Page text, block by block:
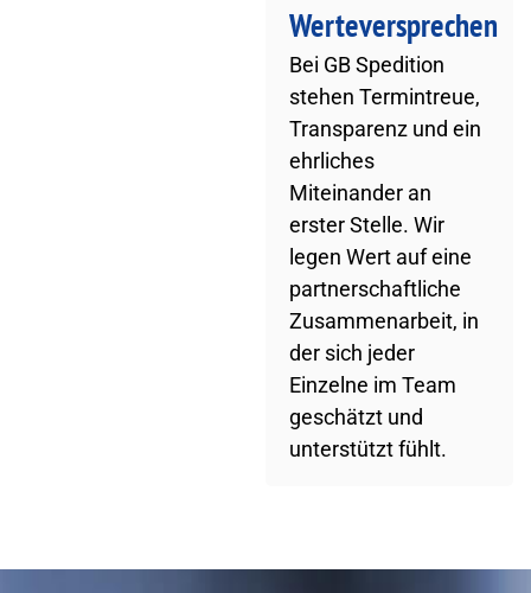
Werteversprechen
Bei GB Spedition
stehen Termintreue,
Transparenz und ein
ehrliches
Miteinander an
erster Stelle. Wir
legen Wert auf eine
partnerschaftliche
Zusammenarbeit, in
der sich jeder
Einzelne im Team
geschätzt und
unterstützt fühlt.